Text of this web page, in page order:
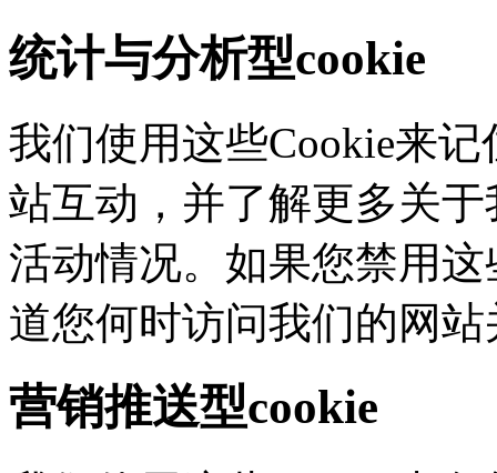
统计与分析型cookie
我们使用这些Cookie来
站互动，并了解更多
活动情况。如果您禁用
道您何时访问我们的网
营销推送型cookie